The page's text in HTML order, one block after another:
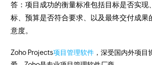
答：项目成功的衡量标准包括目标是否实现
标、预算是否符合要求、以及最终交付成果
意度。
Zoho Projects项目管理软件 ，深受国内外项目